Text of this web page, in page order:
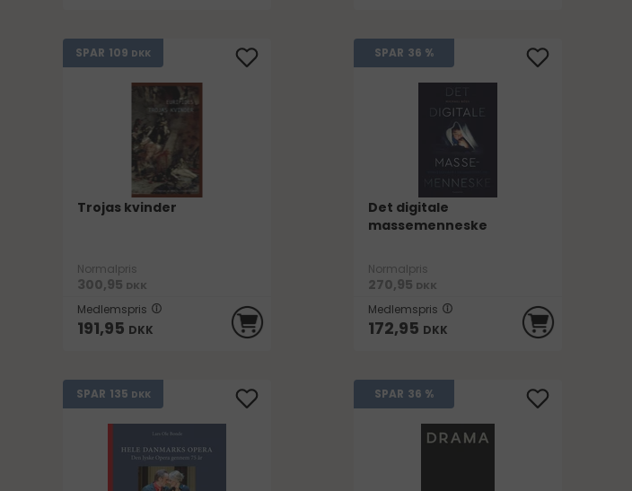
SPAR 109 DKK
Trojas kvinder
Normalpris
300,95 DKK
Medlemspris
191,95 DKK
SPAR 36 %
Det digitale
massemenneske
Normalpris
270,95 DKK
Medlemspris
172,95 DKK
SPAR 135 DKK SPAR 36 %